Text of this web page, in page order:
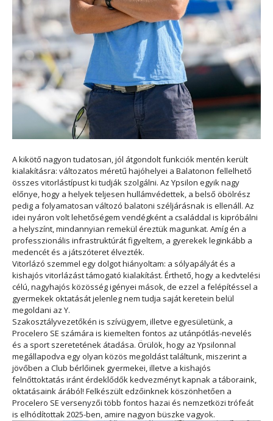
A kikötő nagyon tudatosan, jól átgondolt funkciók mentén került
kialakításra: változatos méretű hajóhelyei a Balatonon fellelhető
összes vitorlástípust ki tudják szolgálni. Az Ypsilon egyik nagy
előnye, hogy a helyek teljesen hullámvédettek, a belső öbölrész
pedig a folyamatosan változó balatoni széljárásnak is ellenáll. Az
idei nyáron volt lehetőségem vendégként a családdal is kipróbálni
a helyszínt, mindannyian remekül éreztük magunkat. Amíg én a
professzionális infrastruktúrát figyeltem, a gyerekek leginkább a
medencét és a játszóteret élvezték.
Vitorlázó szemmel egy dolgot hiányoltam: a sólyapályát és a
kishajós vitorlázást támogató kialakítást. Érthető, hogy a kedvtelési
célú, nagyhajós közösség igényei mások, de ezzel a felépítéssel a
gyermekek oktatását jelenleg nem tudja saját keretein belül
megoldani az Y.
Szakosztályvezetőkén is szívügyem, illetve egyesületünk, a
Procelero SE számára is kiemelten fontos az utánpótlás-nevelés
és a sport szeretetének átadása. Örülök, hogy az Ypsilonnal
megállapodva egy olyan közös megoldást találtunk, miszerint a
jövőben a Club bérlőinek gyermekei, illetve a kishajós
felnőttoktatás iránt érdeklődők kedvezményt kapnak a táboraink,
oktatásaink árából! Felkészült edzőinknek köszönhetően a
Procelero SE versenyzői több fontos hazai és nemzetközi trófeát
is elhódítottak 2025-ben, amire nagyon büszke vagyok.